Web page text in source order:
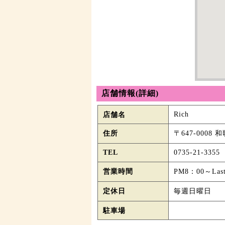
店舗情報(詳細)
店舗名 Rich
住所 〒647-0008
TEL 0735-21-3355
営業時間 PM8：00～Last
定休日 毎週日曜日
駐車場